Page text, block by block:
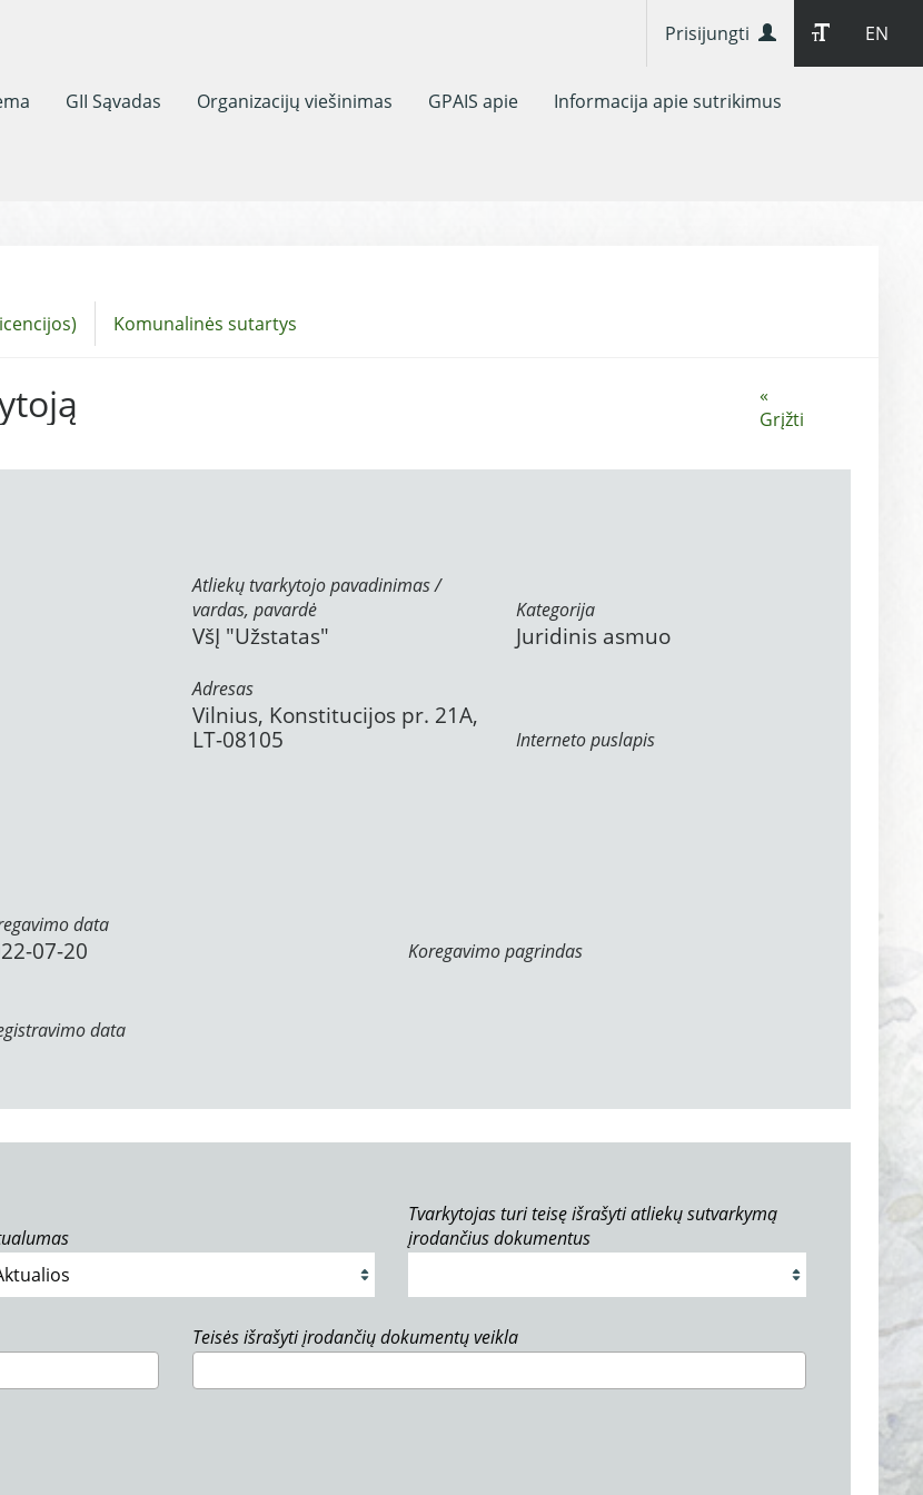
EN
Prisijungti
GII Sąvadas Organizacijų viešinimas GPAIS apie Informacija apie sutrikimus
Komunalinės sutartys
«
Grįžti
Atliekų tvarkytojo pavadinimas /
vardas, pavardė
VšĮ "Užstatas"
Kategorija
Juridinis asmuo
Adresas
Vilnius, Konstitucijos pr. 21A,
LT-08105
Interneto puslapis
data
07-20 Koregavimo pagrindas
data
Tvarkytojas turi teisę išrašyti atliekų sutvarkymą
įrodančius dokumentus
Teisės išrašyti įrodančių dokumentų veikla